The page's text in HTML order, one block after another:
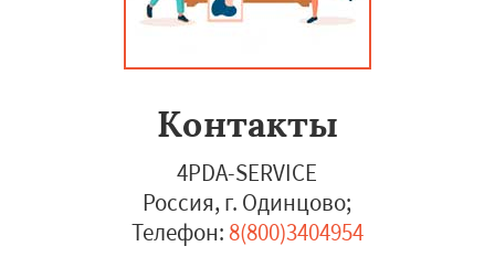
Контакты
4PDA-SERVICE
Россия, г. Одинцово;
Телефон: 8(800)3404954